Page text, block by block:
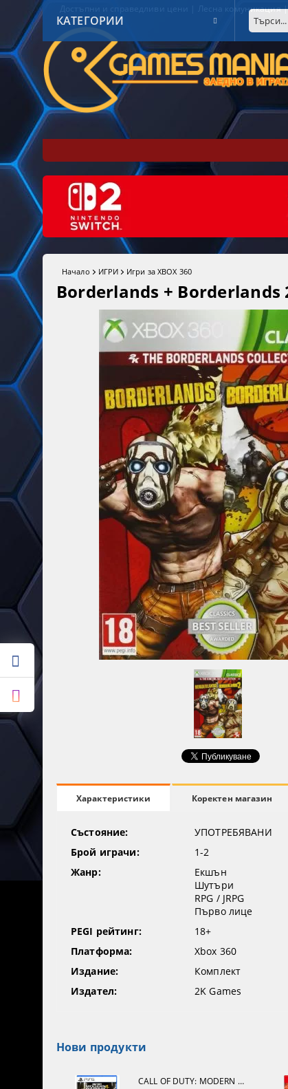
Достъпни и справедливи цени | Лесна
КАТЕГОРИИ
Начало ИГРИ Игри за XBOX 360
Borderlands + Borderlands
Характеристики Коректен магазин
Състояние:
УПОТРЕБЯВАНИ
Брой играчи:
1-2
Жанр:
Екшън
Шутъри
RPG / JRPG
Първо лице
PEGI рейтинг:
18+
Платформа:
Xbox 360
Издание:
Комплект
Издател:
2K Games
Нови продукти
CALL OF DUTY: MODERN WARFARE 4[PS5]